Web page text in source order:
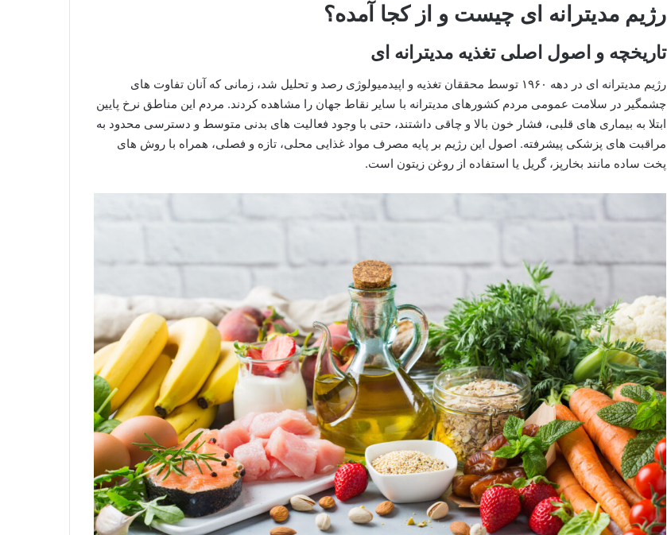
رژیم مدیترانه ای چیست و از کجا آمده؟
تاریخچه و اصول اصلی تغذیه مدیترانه ای
رژیم مدیترانه ای در دهه ۱۹۶۰ توسط محققان تغذیه و اپیدمیولوژی رصد و تحلیل شد، زمانی که آنان تفاوت های
چشمگیر در سلامت عمومی مردم کشورهای مدیترانه با سایر نقاط جهان را مشاهده کردند. مردم این مناطق نرخ پایین
ابتلا به بیماری های قلبی، فشار خون بالا و چاقی داشتند، حتی با وجود فعالیت های بدنی متوسط و دسترسی محدود به
مراقبت های پزشکی پیشرفته. اصول این رژیم بر پایه مصرف مواد غذایی محلی، تازه و فصلی، همراه با روش های
پخت ساده مانند بخارپز، گریل یا استفاده از روغن زیتون است.